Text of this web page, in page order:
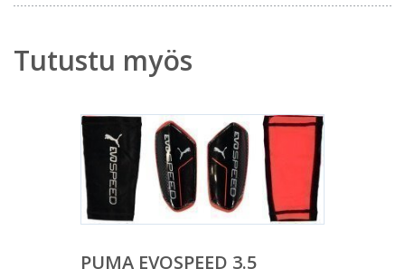
Tutustu myös
PUMA EVOSPEED 3.5